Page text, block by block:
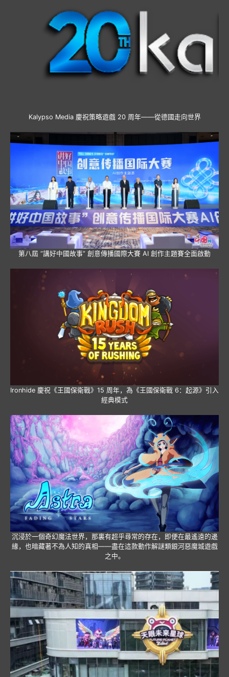
Kalypso Media 慶祝策略遊戲 20 周年——從德國走向世界
第八屆 “講好中國故事” 創意傳播國際大賽 AI 創作主題賽全面啟動
Ironhide 慶祝《王國保衛戰》15 周年，為《王國保衛戰 6：起源》引入
經典模式
沉浸於一個奇幻魔法世界，那裏有超乎尋常的存在，即便在最遙遠的邊
緣，也暗藏著不為人知的真相——盡在這款動作解謎類銀河惡魔城遊戲
之中。